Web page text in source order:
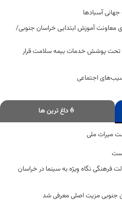
آسبادها
معاونت آموزش ابتدایی خراسان جنوبی/
تحت پوشش خدمات بیمه سلامت قرار
اجتماعی
داغ ترین ها
میراث ملی
فرهنگی نگاه وِیژه به سینما در خراسان
جنوبی مزیت اصلی معرفی شد